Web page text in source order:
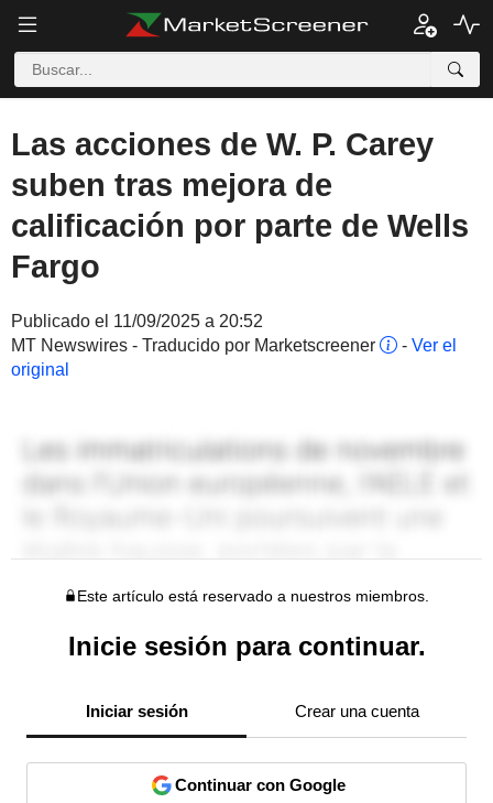
Las acciones de W. P. Carey
suben tras mejora de
calificación por parte de Wells
Fargo
Publicado el 11/09/2025 a 20:52
MT Newswires - Traducido por Marketscreener
- Ver el
original
Este artículo está reservado a nuestros miembros.
Inicie sesión para continuar.
Iniciar sesión Crear una cuenta
Continuar con Google